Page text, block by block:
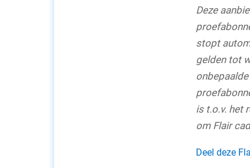
Deze
stopt
gelden tot
is t.o.v. het
om Flair
Deel deze